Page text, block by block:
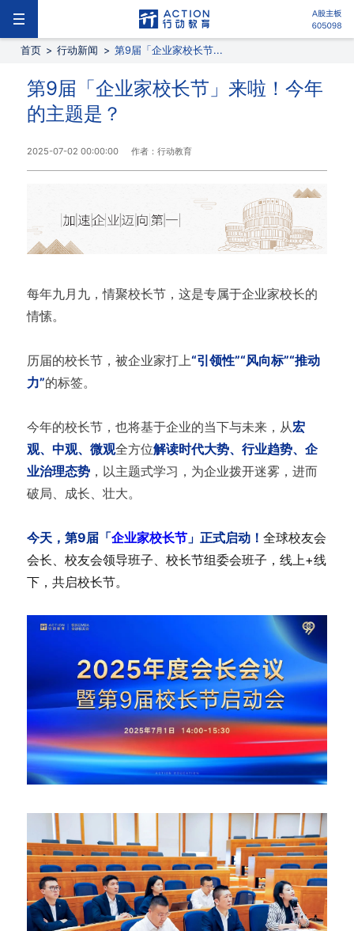
首页 > 行动新闻 > 第9届「企业家校长节...
第9届「企业家校长节」来啦！今年
的主题是？
2025-07-02 00:00:00 作者：行动教育
每年九月九，情聚校长节，这是专属于企业家校长的
情愫。
历届的校长节，被企业家打上“引领性”“风向标”“推动
力”的标签。
今年的校长节，也将基于企业的当下与未来，从宏
观、中观、微观全方位解读时代大势、行业趋势、企
业治理态势，以主题式学习，为企业拨开迷雾，进而
破局、成长、壮大。
今天，第9届「企业家校长节」正式启动！ 全球校友会
会长、校友会领导班子、校长节组委会班子，线上+线
下，共启校长节。